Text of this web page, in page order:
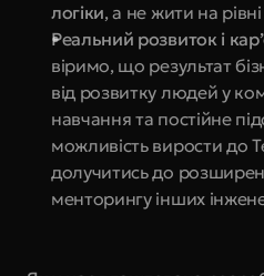
логіки, а не жити на
Реальний розвиток і
віримо, що результат
від розвитку людей у
навчання та постійне
можливість вирости до
долучитись до
менторингу інших